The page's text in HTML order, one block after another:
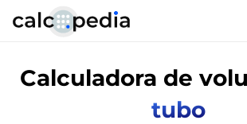
Calculadora de
tubo